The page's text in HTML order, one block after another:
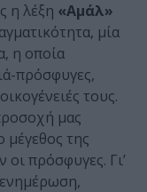
η λέξη «Αμάλ»
μία
η οποία
πρόσφυγες,
τους.
μας
μέγεθος της
πρόσφυγες. Γι’